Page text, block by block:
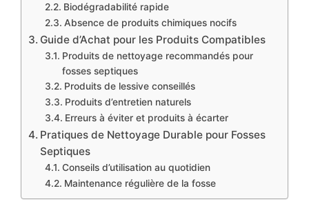
Biodégradabilité rapide
Absence de produits chimiques nocifs
Guide d’Achat pour les Produits Compatibles
Produits de nettoyage recommandés pour
fosses septiques
Produits de lessive conseillés
Produits d’entretien naturels
Erreurs à éviter et produits à écarter
Pratiques de Nettoyage Durable pour Fosses
Septiques
Conseils d’utilisation au quotidien
Maintenance régulière de la fosse